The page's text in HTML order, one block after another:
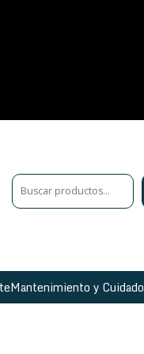
Mantenimiento y Cuidado